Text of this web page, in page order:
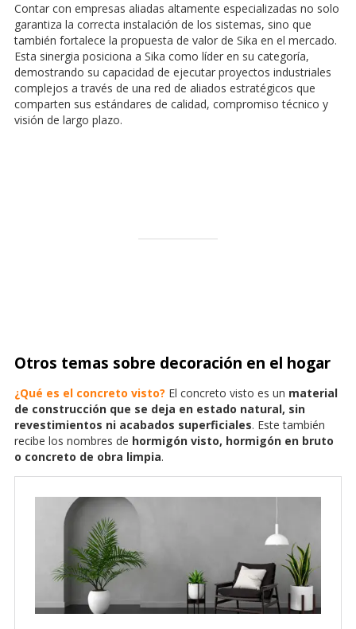
Contar con empresas aliadas altamente especializadas no solo
garantiza la correcta instalación de los sistemas, sino que
también fortalece la propuesta de valor de Sika en el mercado.
Esta sinergia posiciona a Sika como líder en su categoría,
demostrando su capacidad de ejecutar proyectos industriales
complejos a través de una red de aliados estratégicos que
comparten sus estándares de calidad, compromiso técnico y
visión de largo plazo.
Otros temas sobre decoración en el hogar
¿Qué es el concreto visto? El concreto visto es un material
de construcción que se deja en estado natural, sin
revestimientos ni acabados superficiales. Este también
recibe los nombres de hormigón visto, hormigón en bruto
o concreto de obra limpia.